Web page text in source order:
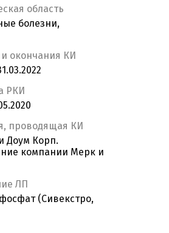
область
болезни,
окончания КИ
РКИ
проводящая КИ
Доум Корп.
компании Мерк и
ЛП
(Сивекстро,